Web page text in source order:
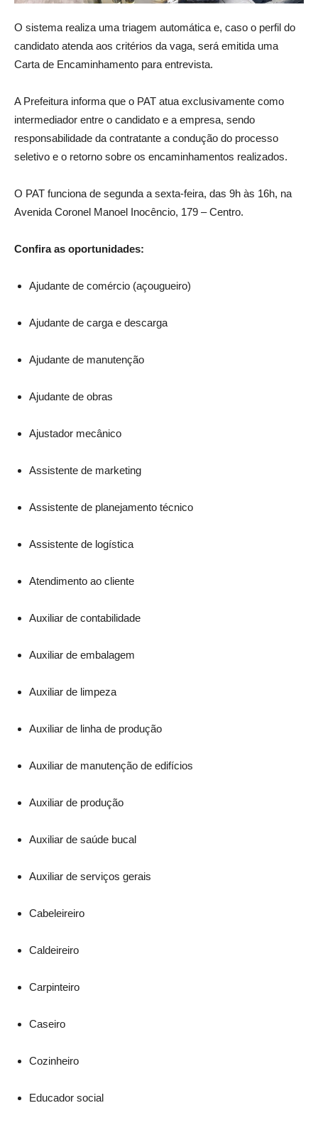
O sistema realiza uma triagem automática e, caso o perfil do
candidato atenda aos critérios da vaga, será emitida uma
Carta de Encaminhamento para entrevista.
A Prefeitura informa que o PAT atua exclusivamente como
intermediador entre o candidato e a empresa, sendo
responsabilidade da contratante a condução do processo
seletivo e o retorno sobre os encaminhamentos realizados.
O PAT funciona de segunda a sexta-feira, das 9h às 16h, na
Avenida Coronel Manoel Inocêncio, 179 – Centro.
Confira as oportunidades:
Ajudante de comércio (açougueiro)
Ajudante de carga e descarga
Ajudante de manutenção
Ajudante de obras
Ajustador mecânico
Assistente de marketing
Assistente de planejamento técnico
Assistente de logística
Atendimento ao cliente
Auxiliar de contabilidade
Auxiliar de embalagem
Auxiliar de limpeza
Auxiliar de linha de produção
Auxiliar de manutenção de edifícios
Auxiliar de produção
Auxiliar de saúde bucal
Auxiliar de serviços gerais
Cabeleireiro
Caldeireiro
Carpinteiro
Caseiro
Cozinheiro
Educador social